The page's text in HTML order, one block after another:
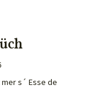
s´ Esse de